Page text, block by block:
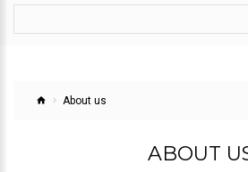
About us
ABOUT